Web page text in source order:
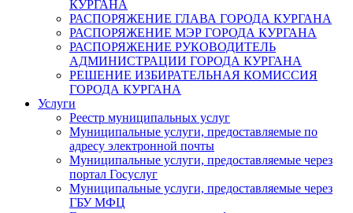
КУРГАНА
РАСПОРЯЖЕНИЕ ГЛАВА ГОРОДА КУРГАНА
РАСПОРЯЖЕНИЕ МЭР ГОРОДА КУРГАНА
РАСПОРЯЖЕНИЕ РУКОВОДИТЕЛЬ
АДМИНИСТРАЦИИ ГОРОДА КУРГАНА
РЕШЕНИЕ ИЗБИРАТЕЛЬНАЯ КОМИССИЯ
ГОРОДА КУРГАНА
Услуги
Реестр муниципальных услуг
Муниципальные услуги, предоставляемые по
адресу электронной почты
Муниципальные услуги, предоставляемые через
портал Госуслуг
Муниципальные услуги, предоставляемые через
ГБУ МФЦ